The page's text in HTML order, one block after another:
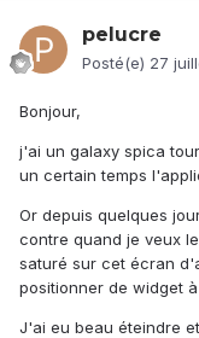
pelucre
Posté(e) 27
Bonjour,
j'ai un galaxy spica
un certain temps
Or depuis quelques
contre quand je veux
saturé sur cet écran
positionner de widget
J'ai eu beau éteindre